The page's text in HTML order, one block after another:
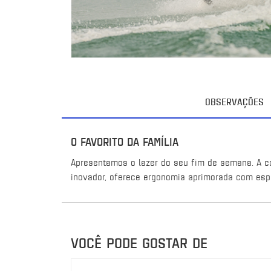
OBSERVAÇÕES
O FAVORITO DA FAMÍLIA
Apresentamos o lazer do seu fim de semana. A
inovador, oferece ergonomia aprimorada com
VOCÊ PODE GOSTAR DE